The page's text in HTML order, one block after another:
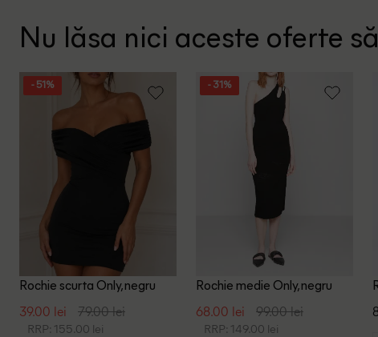
Nu lăsa nici aceste oferte
- 51%
Rochie scurta Only, negru
39.00 lei 79.00 lei
RRP: 155.00 lei
- 31%
Rochie medie Only, negru
68.00 lei 99.00 lei
RRP: 149.00 lei